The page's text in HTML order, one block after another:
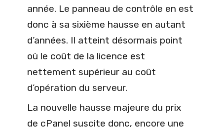
année. Le panneau de contrôle en est
donc à sa sixième hausse en autant
d’années. Il atteint désormais point
où le coût de la licence est
nettement supérieur au coût
d’opération du serveur.
La nouvelle hausse majeure du prix
de cPanel suscite donc, encore une